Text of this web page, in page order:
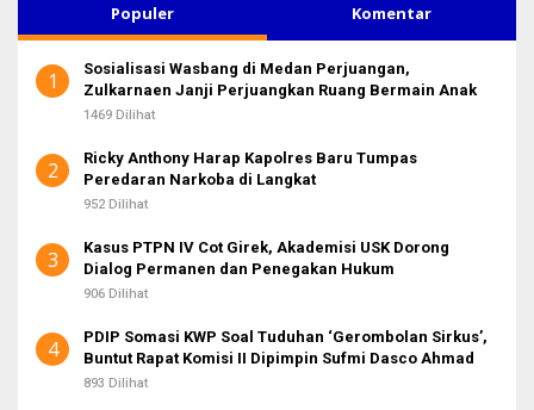
n
u
k
Populer Komentar
1
Sosialisasi Wasbang di Medan Perjuangan,
Zulkarnaen Janji Perjuangkan Ruang Bermain Anak
1469 Dilihat
2
Ricky Anthony Harap Kapolres Baru Tumpas
Peredaran Narkoba di Langkat
952 Dilihat
3
Kasus PTPN IV Cot Girek, Akademisi USK Dorong
Dialog Permanen dan Penegakan Hukum
906 Dilihat
4
PDIP Somasi KWP Soal Tuduhan ‘Gerombolan Sirkus’,
Buntut Rapat Komisi II Dipimpin Sufmi Dasco Ahmad
893 Dilihat